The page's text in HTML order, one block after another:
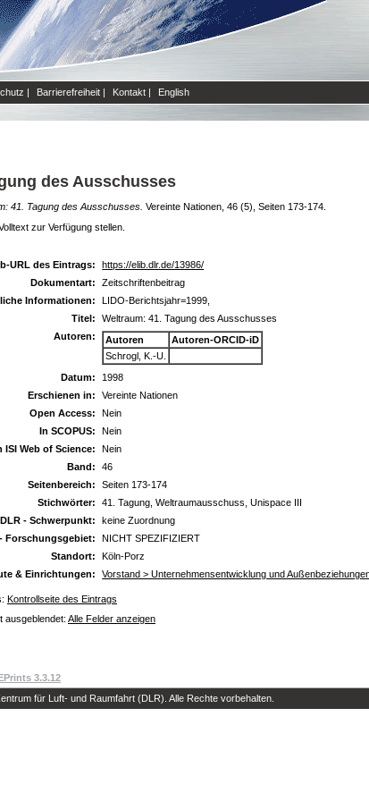
| Barrierefreiheit | Kontakt | English
des Ausschusses
41. Tagung des Ausschusses. Vereinte Nationen, 46 (5), Seiten 173-174.
zur Verfügung stellen.
URL des Eintrags:
https://elib.dlr.de/13986/
Dokumentart:
Zeitschriftenbeitrag
Informationen:
LIDO-Berichtsjahr=1999,
Titel:
Weltraum: 41. Tagung des Ausschusses
Autoren:
Autoren
Autoren-ORCID-iD
Schrogl, K.-U.
Datum:
1998
Erschienen in:
Vereinte Nationen
Open Access:
Nein
In SCOPUS:
Nein
ISI Web of Science:
Nein
Band:
46
Seitenbereich:
Seiten 173-174
Stichwörter:
41. Tagung, Weltraumausschuss, Unispace III
DLR - Schwerpunkt:
keine Zuordnung
Forschungsgebiet:
NICHT SPEZIFIZIERT
Standort:
Köln-Porz
& Einrichtungen:
Vorstand > Unternehmensentwicklung und
Kontrollseite des Eintrags
ausgeblendet: Alle Felder anzeigen
3.3.12
für Luft- und Raumfahrt (DLR). Alle Rechte vorbehalten.